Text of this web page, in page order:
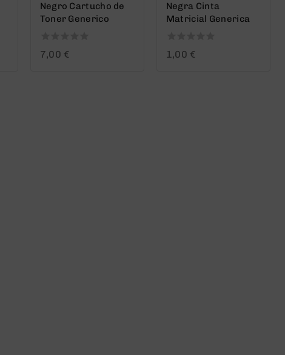
Negro Cartucho de
Toner Generico
0
7,00 €
Negra Cinta
Matricial Generica
0
1,00 €